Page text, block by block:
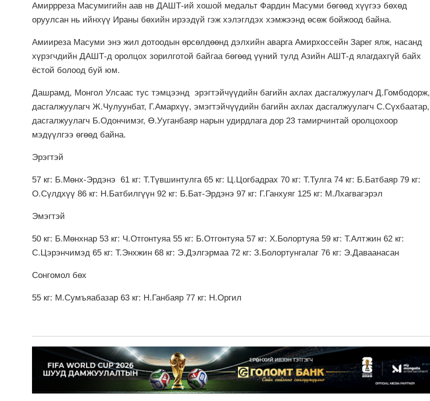
Амиррреза Масумигийн аав нв ДАШТ-ий хошой медальт Фардин Масуми бөгөөд хүүгээ бөхөд
оруулсан нь ийнхүү Ираны бөхийн ирээдүй гэж хэлэглдэх хэмжээнд өсөж бойжоод байна.
Амииреза Масуми энэ жил дотоодын өрсөлдөөнд дэлхийн аварга Амирхоссейн Зарег ялж, насанд
хүрэгчдийн ДАШТ-д оролцох зорилготой байгаа бөгөөд үүний тулд Азийн АШТ-д ялагдахгүй байх
ёстой болоод буй юм.
Дашрамд, Монгол Улсаас тус тэмцээнд эрэгтэйчүүдийн багийн ахлах дасгалжуулагч Д.Гомбодорж,
дасгалжуулагч Ж.Чулуунбат, Г.Амархүү, эмэгтэйчүүдийн багийн ахлах дасгалжуулагч С.Сүхбаатар,
дасгалжуулагч Б.Одончимэг, Ө.Ууганбаяр нарын удирдлага дор 23 тамирчинтай оролцохоор
мэдүүлгээ өгөөд байна.
Эрэгтэй
57 кг: Б.Мөнх-Эрдэнэ 61 кг: Т.Түвшинтулга 65 кг: Ц.Цогбадрах 70 кг: Т.Тулга 74 кг: Б.Батбаяр 79 кг:
О.Сүлдхүү 86 кг: Н.Батбилгүүн 92 кг: Б.Бат-Эрдэнэ 97 кг: Г.Ганхуяг 125 кг: М.Лхагвагэрэл
Эмэгтэй
50 кг: Б.Мөнхнар 53 кг: Ч.Отгонтуяа 55 кг: Б.Отгонтуяа 57 кг: Х.Болортуяа 59 кг: Т.Алтжин 62 кг:
С.Цэрэнчимэд 65 кг: Т.Энхжин 68 кг: Э.Дэлгэрмаа 72 кг: З.Болортунгалаг 76 кг: Э.Даваанасан
Сонгомол бөх
55 кг: М.Сумъяабазар 63 кг: Н.Ганбаяр 77 кг: Н.Оргил